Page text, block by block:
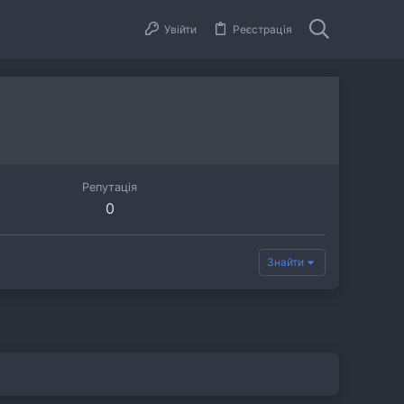
Увійти Реєстрація
Репутація
0
Знайти